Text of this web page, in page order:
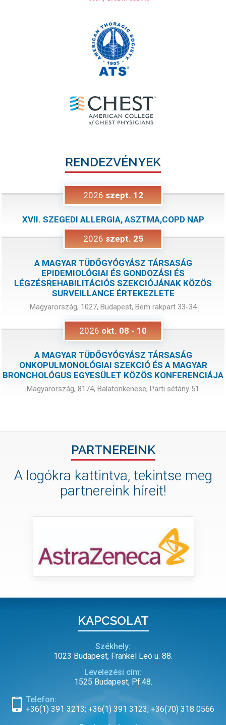
RENDEZVÉNYEK
2026 szept. 12
XVII. SZEGEDI ALLERGIA, ASZTMA,COPD NAP
2026 szept. 25
A MAGYAR TÜDŐGYÓGYÁSZ TÁRSASÁG
EPIDEMIOLÓGIAI ÉS GONDOZÁSI ÉS
LÉGZÉSREHABILITÁCIÓS SZEKCIÓJÁNAK KÖZÖS
SURVEILLANCE ÉRTEKEZLETE
Magyarország, 1027, Budapest, Bem rakpart 33-34
2026 okt. 08 - 10
A MAGYAR TÜDŐGYÓGYÁSZ TÁRSASÁG
ONKOPULMONOLÓGIAI SZEKCIÓ ÉS A MAGYAR
BRONCHOLÓGUS EGYESÜLET KÖZÖS KONFERENCIÁJA
Magyarország, 8174, Balatonkenese, Parti sétány 51
PARTNEREINK
A logókra kattintva, tekintse meg
partnereink híreit!
KAPCSOLAT
Székhely:
1023 Budapest, Frankel Leó u. 88.
Levelezési cím:
1525 Budapest, Pf.48.
Telefon:
+36(1) 391 3213; +36(1) 391 3123; +36(70) 318 0566